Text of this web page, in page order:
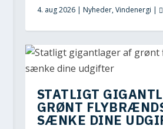
4. aug 2026| Nyheder,Vindenergi |
STATLIGT
GRØNT
SÆNKE DINE